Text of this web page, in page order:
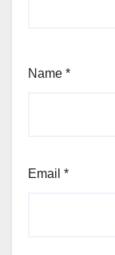
Name *
Email *